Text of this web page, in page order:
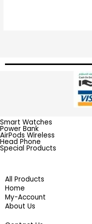
Smart Watches
Power Bank
AirPods Wireless
Head Phone
Special Products
All Products
Home
My-Account
About Us